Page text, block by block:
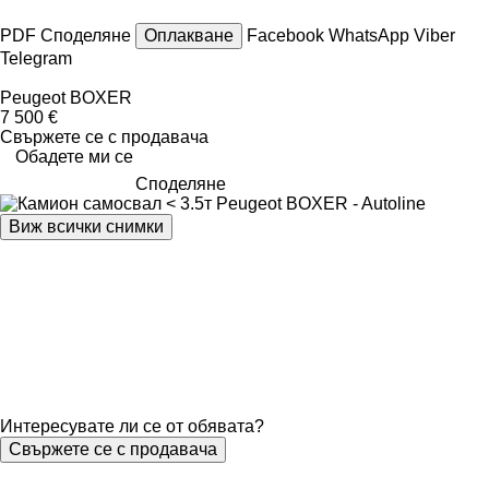
PDF Споделяне Оплакване Facebook WhatsApp Viber
Telegram
Peugeot BOXER
7 500 €
Свържете се с продавача
Обадете ми се
Споделяне
Виж всички снимки
Интересувате ли се от обявата?
Свържете се с продавача